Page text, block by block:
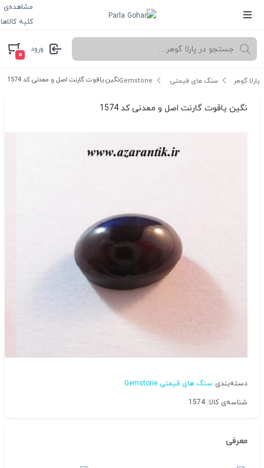
مشاهده‌ی
کلیه کالاها
ورود
۰
پارلا گوهر سنگ های قیمتی Gemstone نگین یاقوت گارنت اصل و معدنی کد 1574
نگین یاقوت گارنت اصل و معدنی کد 1574
دسته‌بندی سنگ های قیمتی Gemstone
شناسه‌ی کالا: 1574
معرفی